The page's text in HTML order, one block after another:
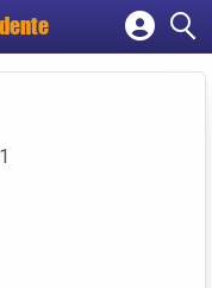
empresa